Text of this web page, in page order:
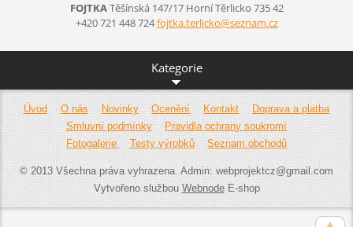
FOJTKATěšínská 147/17Horní Těrlicko 735 42
+420 721 448 724fojtka.terlicko@seznam.cz
Kategorie
Úvod O nás Novinky Ocenění Kontakt
Doprava a platba
Smluvní podmínky
Pravidla ochrany soukromí
Fotogalerie
Testy výrobků Seznam obchodů
© 2013 Všechna práva vyhrazena. Admin: webprojektcz@gmail.com
Vytvořeno službouWebnodeE-shop